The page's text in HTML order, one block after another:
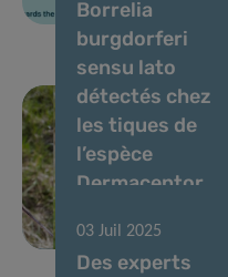
soins
Borrelia
burgdorferi
sensu lato
détectés chez
les tiques de
l’espèce
Dermacentor
Luxembourg
03 Juil 2025
Des experts